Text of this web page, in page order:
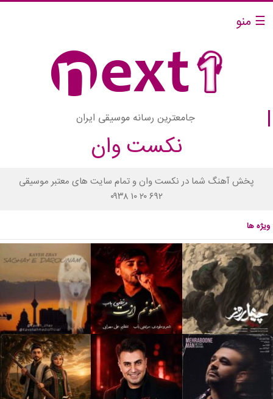
☰ منو
جامعترین رسانه موسیقی ایران
نکست وان
پخش آهنگ شما در نکست وان و تمام سایت های معتبر موسیقی
۰۹۳۸ ۱۰ ۲۰ ۶۹۲
ویژه ها